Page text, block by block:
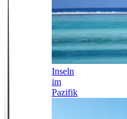
Inseln
im
Pazifik